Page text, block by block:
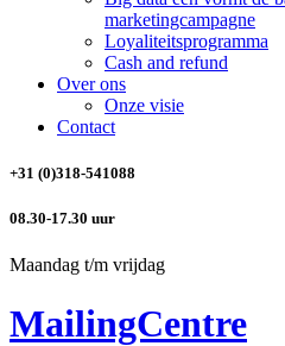
marketingcampagne
Loyaliteitsprogramma
Cash and refund
Over ons
Onze visie
Contact
+31 (0)318-541088
08.30-17.30 uur
Maandag t/m vrijdag
MailingCentre